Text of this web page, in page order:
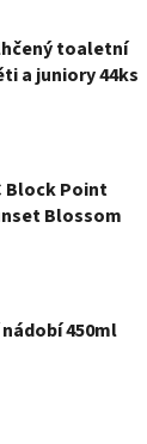
toaletní
a juniory 44ks
Block Point
Blossom
450ml